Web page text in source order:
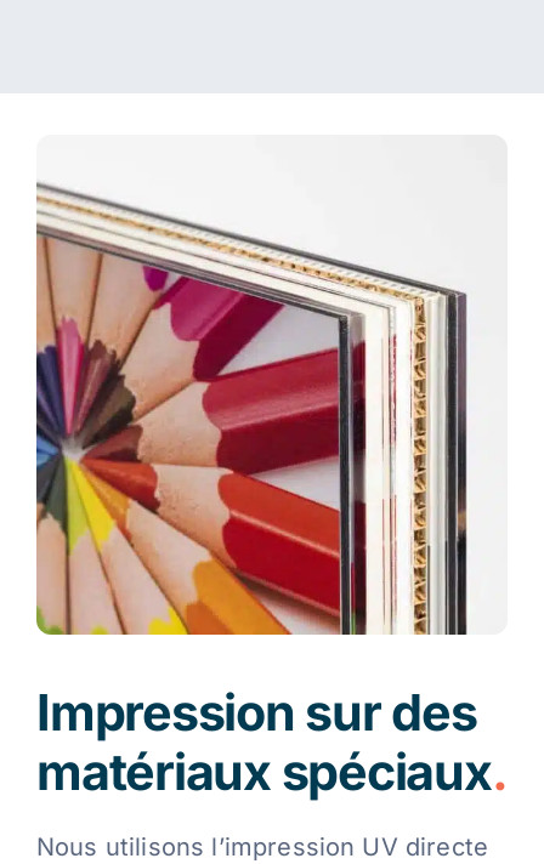
Impression sur des
matériaux spéciaux.
Nous utilisons l’impression UV directe